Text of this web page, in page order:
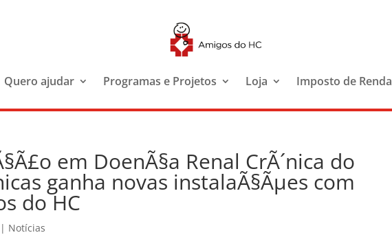
Quero ajudar Programas e Projetos Loja Imposto de Renda
em DoenÃ§a Renal CrÃ´nica do
ganha novas instalaÃ§Ãµes com
do HC
| Notícias